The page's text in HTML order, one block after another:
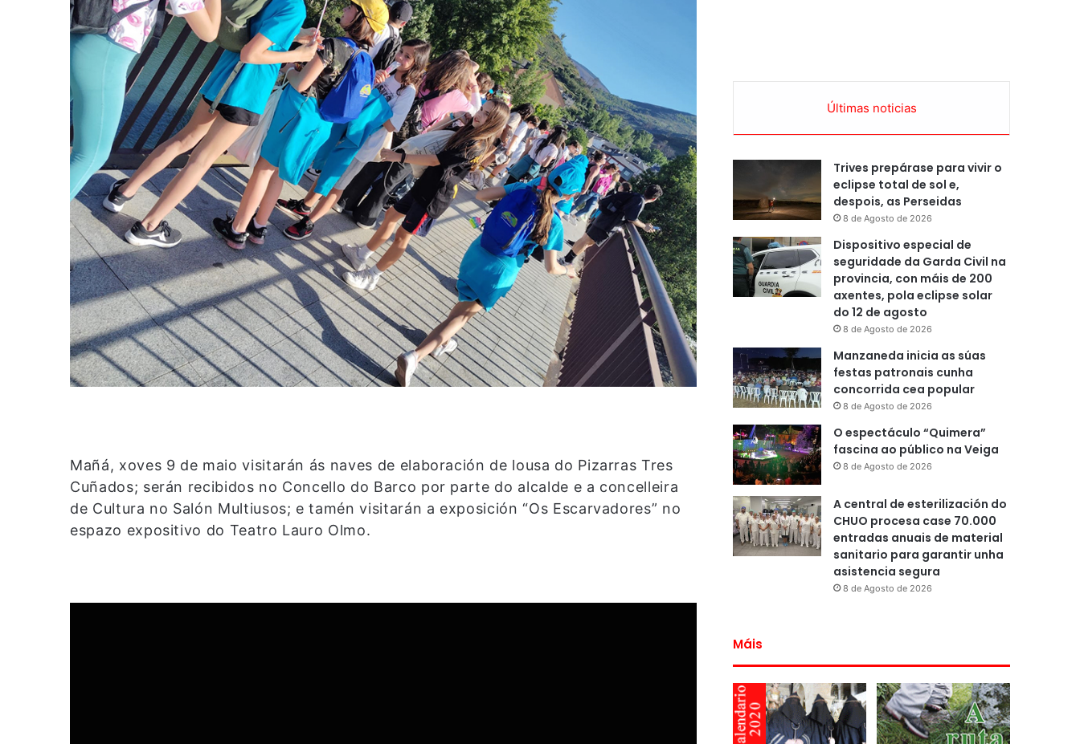
Mañá, xoves 9 de maio visitarán ás naves de elaboración de lousa do Pizarras Tres
Cuñados; serán recibidos no Concello do Barco por parte do alcalde e a concelleira
de Cultura no Salón Multiusos; e tamén visitarán a exposición “Os Escarvadores” no
espazo expositivo do Teatro Lauro Olmo.
Últimas noticias
Trives prepárase para vivir o
eclipse total de sol e,
despois, as Perseidas
8 de Agosto de 2026
Dispositivo especial de
seguridade da Garda Civil na
provincia, con máis de 200
axentes, pola eclipse solar
do 12 de agosto
8 de Agosto de 2026
Manzaneda inicia as súas
festas patronais cunha
concorrida cea popular
8 de Agosto de 2026
O espectáculo “Quimera”
fascina ao público na Veiga
8 de Agosto de 2026
A central de esterilización do
CHUO procesa case 70.000
entradas anuais de material
sanitario para garantir unha
asistencia segura
8 de Agosto de 2026
Máis